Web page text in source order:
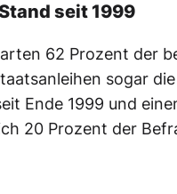
seit 1999
62 Prozent der
sogar
Ende 1999 und
20 Prozent der